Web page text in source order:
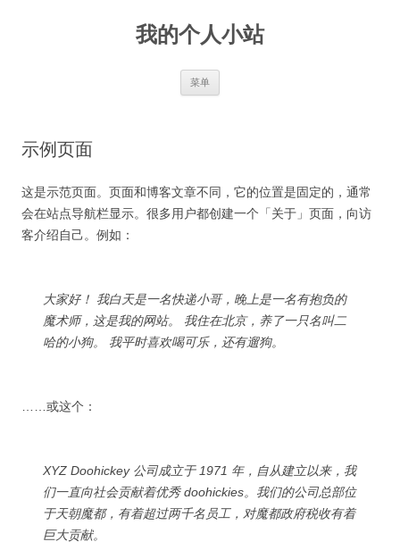
我的个人小站
菜单
示例页面
这是示范页面。页面和博客文章不同，它的位置是固定的，通常
会在站点导航栏显示。很多用户都创建一个「关于」页面，向访
客介绍自己。例如：
大家好！ 我白天是一名快递小哥，晚上是一名有抱负的
魔术师，这是我的网站。 我住在北京，养了一只名叫二
哈的小狗。 我平时喜欢喝可乐，还有遛狗。
……或这个：
XYZ Doohickey 公司成立于 1971 年，自从建立以来，我
们一直向社会贡献着优秀 doohickies。我们的公司总部位
于天朝魔都，有着超过两千名员工，对魔都政府税收有着
巨大贡献。